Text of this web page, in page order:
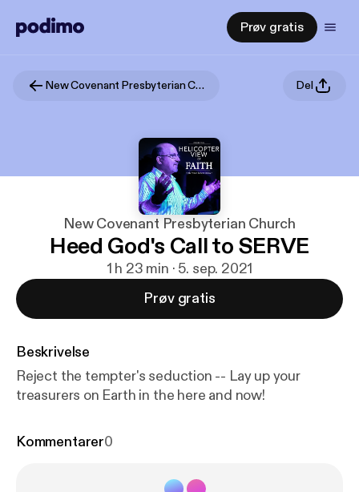
Prøv gratis
New Covenant Presbyterian Church Del
New Covenant Presbyterian Church
Heed God's Call to SERVE
1 h 23 min · 5. sep. 2021
Prøv gratis
Beskrivelse
Reject the tempter's seduction -- Lay up your
treasurers on Earth in the here and now!
Kommentarer0